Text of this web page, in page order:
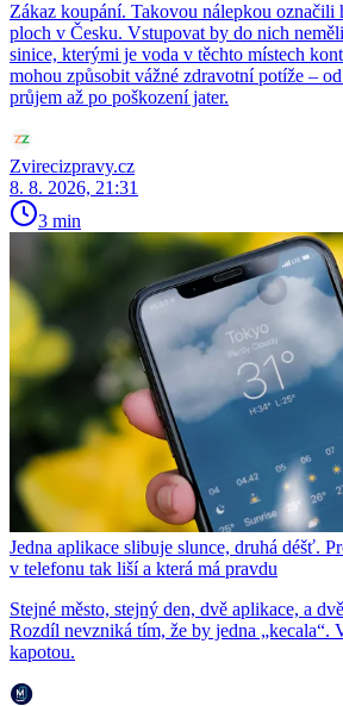
Zákaz koupání. Takovou nálepkou označili
ploch v Česku. Vstupovat by do nich
sinice, kterými je voda v těchto místech
mohou způsobit vážné zdravotní potíže –
průjem až po poškození jater.
Zvirecizpravy.cz
8. 8. 2026, 21:31
3 min
Jedna aplikace slibuje slunce, druhá déšť.
v telefonu tak liší a která má pravdu
Stejné město, stejný den, dvě aplikace, a
Rozdíl nevzniká tím, že by jedna „kecala“.
kapotou.